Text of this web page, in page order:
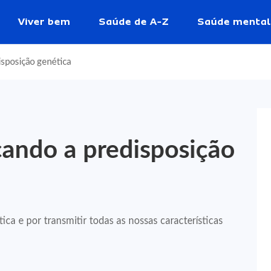
Viver bem Saúde de A-Z Saúde mental
genética
a predisposição
e por transmitir todas as nossas características